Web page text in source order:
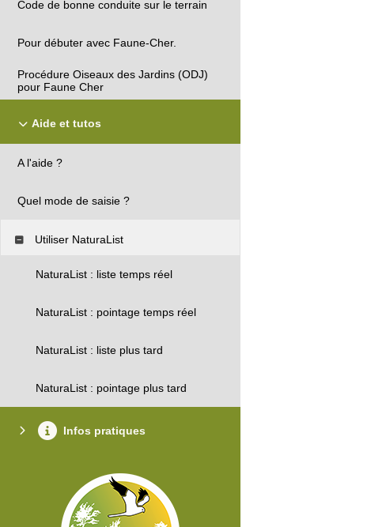
Code de bonne conduite sur le terrain
Pour débuter avec Faune-Cher.
Procédure Oiseaux des Jardins (ODJ)
pour Faune Cher
Aide et tutos
A l'aide ?
Quel mode de saisie ?
Utiliser NaturaList
NaturaList : liste temps réel
NaturaList : pointage temps réel
NaturaList : liste plus tard
NaturaList : pointage plus tard
Infos pratiques